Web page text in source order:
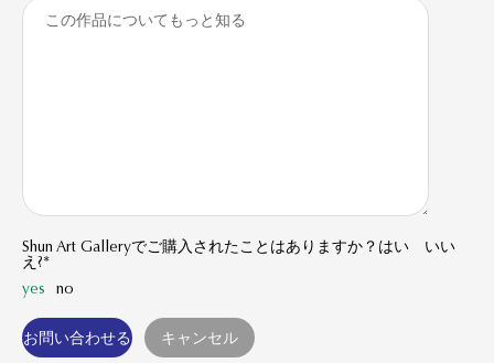
Shun Art Galleryでご購入されたことはありますか？はい いい
え?*
yes
no